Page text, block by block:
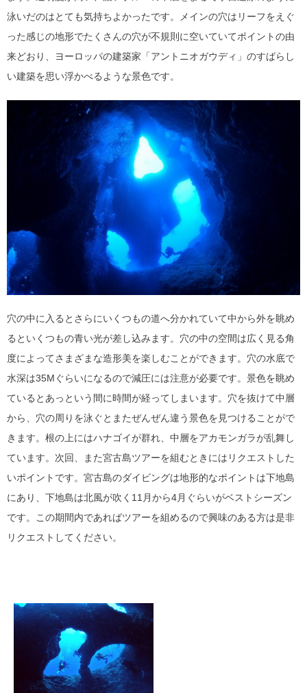
泳いだのはとても気持ちよかったです。メインの穴はリーフをえぐ
った感じの地形でたくさんの穴が不規則に空いていてポイントの由
来どおり、ヨーロッパの建築家「アントニオガウディ」のすばらし
い建築を思い浮かべるような景色です。
穴の中に入るとさらにいくつもの道へ分かれていて中から外を眺め
るといくつもの青い光が差し込みます。穴の中の空間は広く見る角
度によってさまざまな造形美を楽しむことができます。穴の水底で
水深は35Mぐらいになるので減圧には注意が必要です。景色を眺め
ているとあっという間に時間が経ってしまいます。穴を抜けて中層
から、穴の周りを泳ぐとまたぜんぜん違う景色を見つけることがで
きます。根の上にはハナゴイが群れ、中層をアカモンガラが乱舞し
ています。次回、また宮古島ツアーを組むときにはリクエストした
いポイントです。宮古島のダイビングは地形的なポイントは下地島
にあり、下地島は北風が吹く11月から4月ぐらいがベストシーズン
です。この期間内であればツアーを組めるので興味のある方は是非
リクエストしてください。